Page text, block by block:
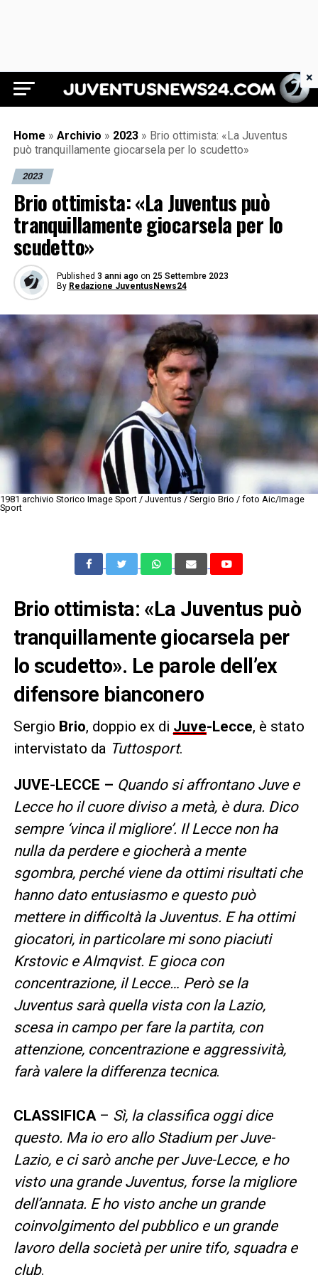
Juventus News 24
Home » Archivio » 2023 » Brio ottimista: «La Juventus
può tranquillamente giocarsela per lo scudetto»
2023
Brio ottimista: «La Juventus può
tranquillamente giocarsela per lo
scudetto»
Published 3 anni ago on 25 Settembre 2023
By Redazione JuventusNews24
1981 archivio Storico Image Sport / Juventus / Sergio Brio / foto Aic/Image
Sport
Brio ottimista: «La Juventus può
tranquillamente giocarsela per
lo scudetto». Le parole dell’ex
difensore bianconero
Sergio Brio, doppio ex di Juve-Lecce, è stato
intervistato da Tuttosport.
JUVE-LECCE – Quando si affrontano Juve e
Lecce ho il cuore diviso a metà, è dura. Dico
sempre ‘vinca il migliore’. Il Lecce non ha
nulla da perdere e giocherà a mente
sgombra, perché viene da ottimi risultati che
hanno dato entusiasmo e questo può
mettere in difficoltà la Juventus. E ha ottimi
giocatori, in particolare mi sono piaciuti
Krstovic e Almqvist. E gioca con
concentrazione, il Lecce… Però se la
Juventus sarà quella vista con la Lazio,
scesa in campo per fare la partita, con
attenzione, concentrazione e aggressività,
farà valere la differenza tecnica.
CLASSIFICA – Sì, la classifica oggi dice
questo. Ma io ero allo Stadium per Juve-
Lazio, e ci sarò anche per Juve-Lecce, e ho
visto una grande Juventus, forse la migliore
dell’annata. E ho visto anche un grande
coinvolgimento del pubblico e un grande
lavoro della società per unire tifo, squadra e
club.
×